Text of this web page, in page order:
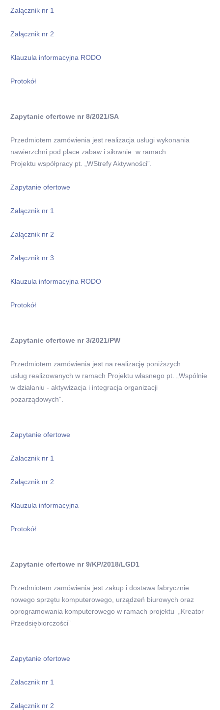
Załącznik nr 1
Załącznik nr 2
Klauzula informacyjna RODO
Protokół
Zapytanie ofertowe nr 8/2021/SA
Przedmiotem zamówienia jest realizacja usługi wykonania
nawierzchni pod place zabaw i siłownie w ramach
Projektu współpracy pt. „WStrefy Aktywności”.
Zapytanie ofertowe
Załącznik nr 1
Załącznik nr 2
Załącznik nr 3
Klauzula informacyjna RODO
Protokół
Zapytanie ofertowe nr 3/2021/PW
Przedmiotem zamówienia jest na realizację poniższych
usług realizowanych w ramach Projektu własnego pt. „Wspólnie
w działaniu - aktywizacja i integracja organizacji
pozarządowych”.
Zapytanie ofertowe
Załacznik nr 1
Załącznik nr 2
Klauzula informacyjna
Protokół
Zapytanie ofertowe nr 9/KP/2018/LGD1
Przedmiotem zamówienia jest zakup i dostawa fabrycznie
nowego sprzętu komputerowego, urządzeń biurowych oraz
oprogramowania komputerowego w ramach projektu „Kreator
Przedsiębiorczości”
Zapytanie ofertowe
Załacznik nr 1
Załącznik nr 2